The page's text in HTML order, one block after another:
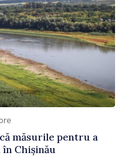
măsurile pentru a
Chișinău